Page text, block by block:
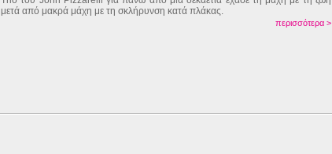
μετά από μακρά μάχη με τη σκλήρυνση κατά πλάκας.
περισσότερα >